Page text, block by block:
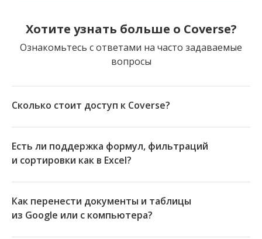
Хотите узнать больше о Coverse?
Ознакомьтесь с ответами на часто задаваемые
вопросы
Сколько стоит доступ к Coverse?
Есть ли поддержка формул, фильтраций
и сортировки как в Excel?
Как перенести документы и таблицы
из Google или с компьютера?